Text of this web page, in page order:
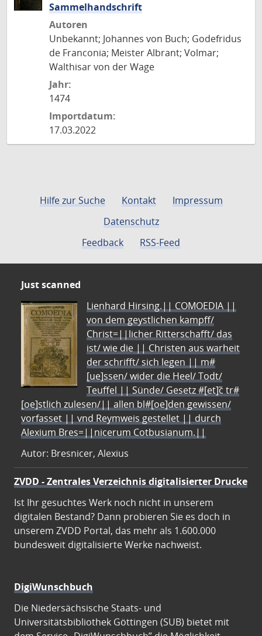
Sammelhandschrift
Autoren
Unbekannt; Johannes von Buch; Godefridus
de Franconia; Meister Albrant; Volmar;
Walthisar von der Wage
Jahr:
1474
Importdatum:
17.03.2022
Hilfe zur Suche Kontakt
Impressum
Datenschutz
Feedback
RSS-Feed
Just scanned
Lienhard Hirsing.|| COMOEDIA ||
von dem geystlichen kampff/
Christ=||licher Ritterschafft/ das
ist/ wie die || Christen aus warheit
der schrifft/ sich legen || m#
[ue]ssen/ wider die Heel/ Todt/
Teuffel || Sünde/ Gesetz #[et]c̃ tr#
[oe]stlich zulesen/|| allen bl#[oe]den gewissen/
vorfasset || vnd Reymweis gestellet || durch
Alexium Bres=||nicerum Cotbusianum.||
Autor: Bresnicer, Alexius
ZVDD - Zentrales Verzeichnis digitalisierter Drucke
Ist Ihr gesuchtes Werk noch nicht in unserem
digitalen Bestand? Dann probieren Sie es doch in
unserem ZVDD Portal, das mehr als 1.600.000
bundesweit digitalisierte Werke nachweist.
DigiWunschbuch
Die Niedersächsische Staats- und
Universitätsbibliothek Göttingen (SUB) bietet mit